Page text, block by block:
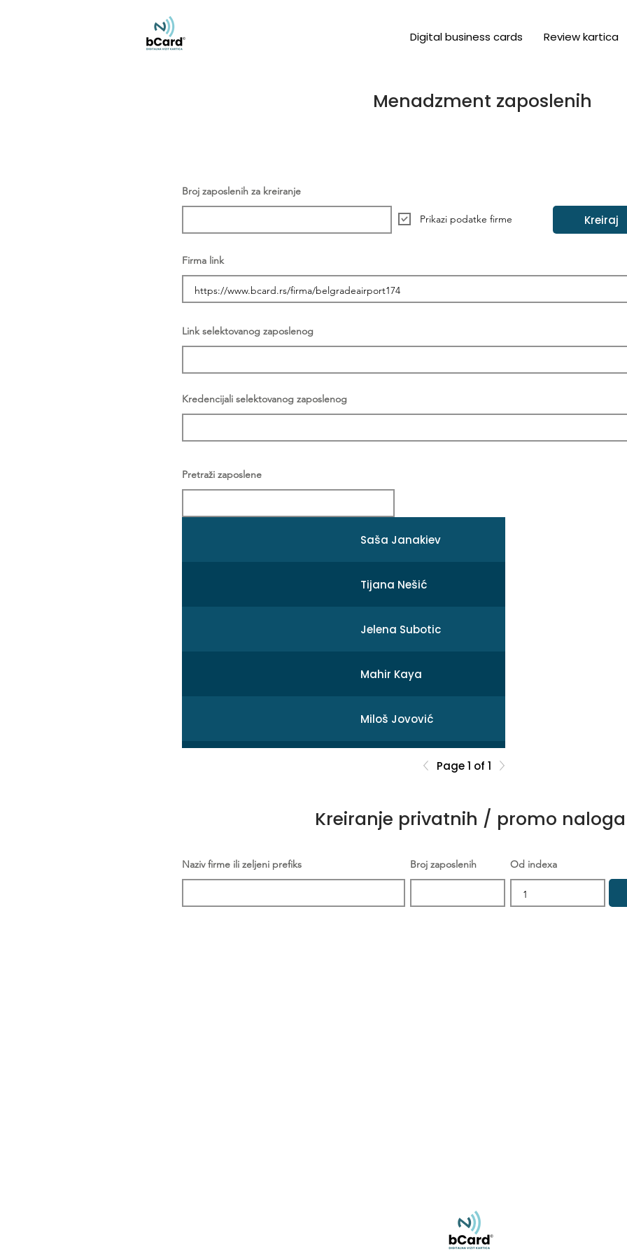
Digital business cards Review kartica
Menadzment zaposlenih
Broj zaposlenih za kreiranje
Prikazi podatke firme Kreiraj
Firma link
Link selektovanog zaposlenog
Kredencijali selektovanog zaposlenog
Pretraži zaposlene
Saša Janakiev
Tijana Nešić
Jelena Subotic
Mahir Kaya
Miloš Jovović
Sonja Broćeta
Page 1 of 1
Kreiranje privatnih / promo naloga
Naziv firme ili zeljeni prefiks Broj zaposlenih Od indexa